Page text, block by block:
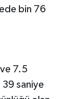
bin 76
7.5
saniye